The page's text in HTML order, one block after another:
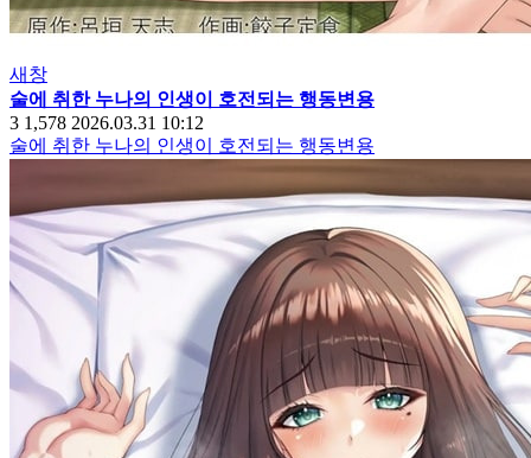
새창
술에 취한 누나의 인생이 호전되는 행동변용
3 1,578 2026.03.31 10:12
술에 취한 누나의 인생이 호전되는 행동변용